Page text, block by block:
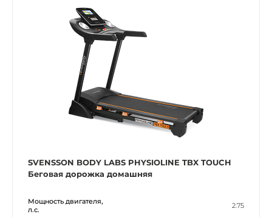
SVENSSON BODY LABS PHYSIOLINE TBX TOUCH
Беговая дорожка домашняя
Мощность двигателя,
л.с.
2.75